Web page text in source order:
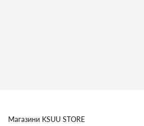
Магазини KSUU STORE